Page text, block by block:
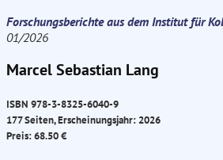
Forschungsberichte aus dem Institut für
01/2026
Marcel Sebastian Lang
ISBN 978-3-8325-6040-9
177 Seiten, Erscheinungsjahr: 2026
Preis: 68.50 €